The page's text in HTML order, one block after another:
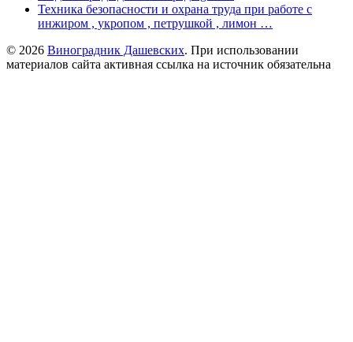
Техника безопасности и охрана труда при работе с
инжиром , укропом , петрушкой , лимон …
© 2026 Виноградник Дашевских. При использовании
материалов сайта активная ссылка на источник обязательна